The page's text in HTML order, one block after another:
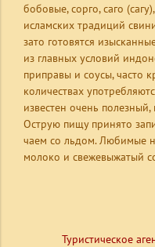
бобовые, сорго, саго
исламских традиций
зато готовятся
из главных условий
приправы и соусы, часто
количествах
известен очень
Острую пищу принято
чаем со льдом. Любимые
молоко и свежевыжатый
Туристическое